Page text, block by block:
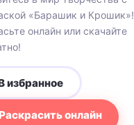
«Барашик и Крошик»!
онлайн или скачайте
избранное
онлайн